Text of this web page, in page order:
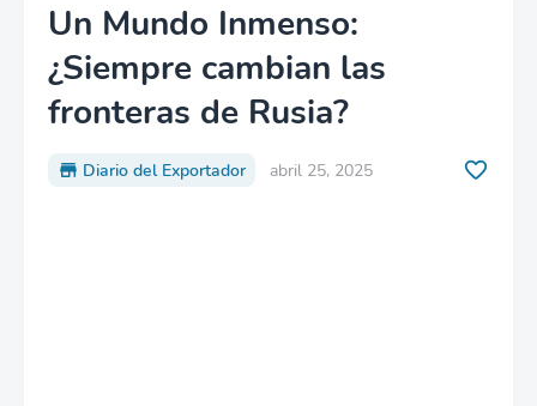
Un Mundo Inmenso:
¿Siempre cambian las
fronteras de Rusia?
Diario del Exportador abril 25, 2025